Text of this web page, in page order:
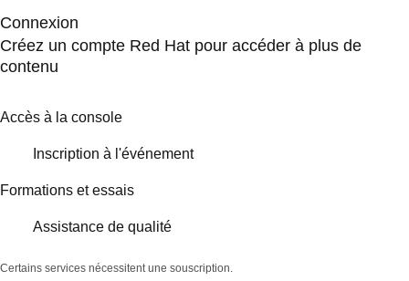
Connexion
Créez un compte Red Hat pour accéder à plus de
contenu
Accès à la console
Inscription à l'événement
Formations et essais
Assistance de qualité
Certains services nécessitent une souscription.